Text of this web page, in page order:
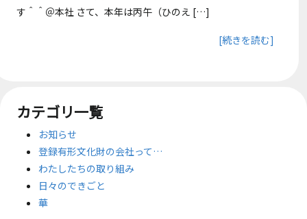
す＾＾＠本社 さて、本年は丙午（ひのえ […]
[続きを読む]
カテゴリ一覧
お知らせ
登録有形文化財の会社って…
わたしたちの取り組み
日々のできごと
華